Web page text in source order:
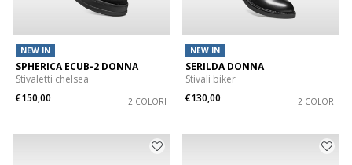
NEW IN
SPHERICA ECUB-2 DONNA
Stivaletti chelsea
€150,00
2 COLORI
NEW IN
SERILDA DONNA
Stivali biker
€130,00
2 COLORI